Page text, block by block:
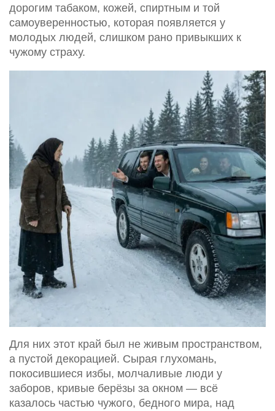
дорогим табаком, кожей, спиртным и той
самоуверенностью, которая появляется у
молодых людей, слишком рано привыкших к
чужому страху.
Для них этот край был не живым пространством,
а пустой декорацией. Сырая глухомань,
покосившиеся избы, молчаливые люди у
заборов, кривые берёзы за окном — всё
казалось частью чужого, бедного мира, над